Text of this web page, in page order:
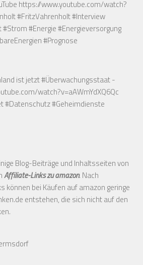
https://www.youtube.com/watch?
#FritzVahrenholt #Interview
#Energie #Energieversorgung
#Prognose
ist jetzt #Überwachungsstaat -
watch?v=aAWmYdXQ6Qc
#Datenschutz #Geheimdienste
Blog-Beiträge und Inhaltsseiten von
Affiliate-Links zu amazon. Nach
können bei Käufen auf amazon geringe
entstehen, die sich nicht auf den